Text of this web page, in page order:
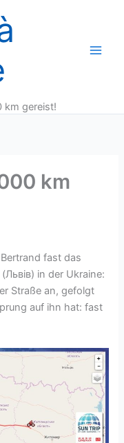
km gereist!
km
fast das
in der Ukraine:
Straße an, gefolgt
auf ihn hat: fast